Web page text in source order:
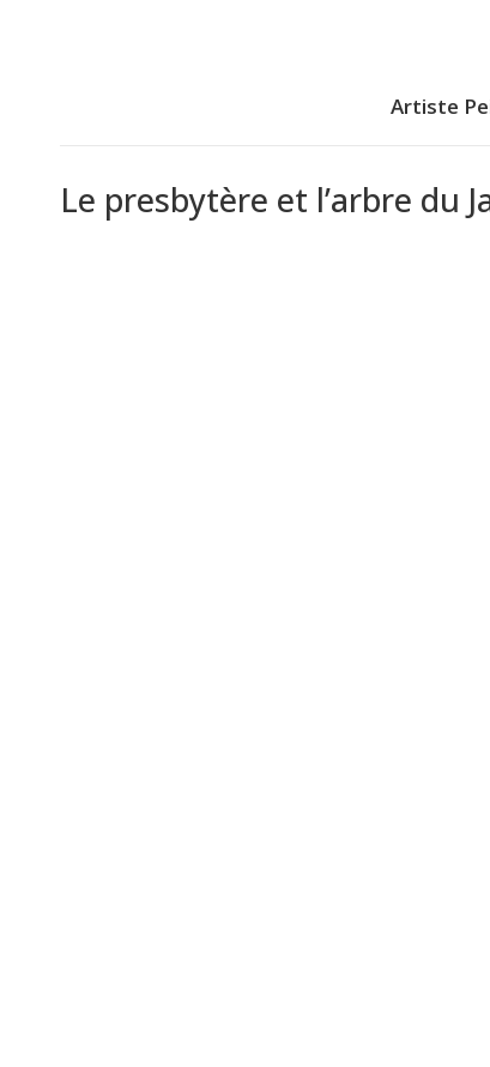
Artiste
Le presbytère et l’arbre du